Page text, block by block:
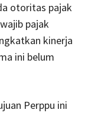
otoritas pajak
pajak
kinerja
ini belum
Perppu ini